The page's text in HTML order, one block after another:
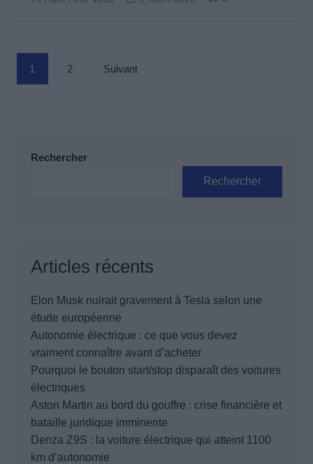
Pagination
des
1 2 Suivant
Rechercher
Rechercher
Articles récents
Elon Musk nuirait gravement à Tesla selon une
étude européenne
Autonomie électrique : ce que vous devez
vraiment connaître avant d’acheter
Pourquoi le bouton start/stop disparaît des voitures
électriques
Aston Martin au bord du gouffre : crise financière et
bataille juridique imminente
Denza Z9S : la voiture électrique qui atteint 1100
km d’autonomie